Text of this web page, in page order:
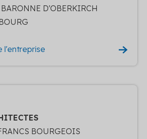
BARONNE D'OBERKIRCH
l'entreprise
BOURGEOIS